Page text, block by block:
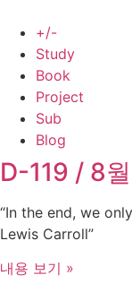
content
+/-
Study
Book
Project
Sub
Blog
D-119 / 8
“In the end, we
Lewis Carroll”
내용 보기 »